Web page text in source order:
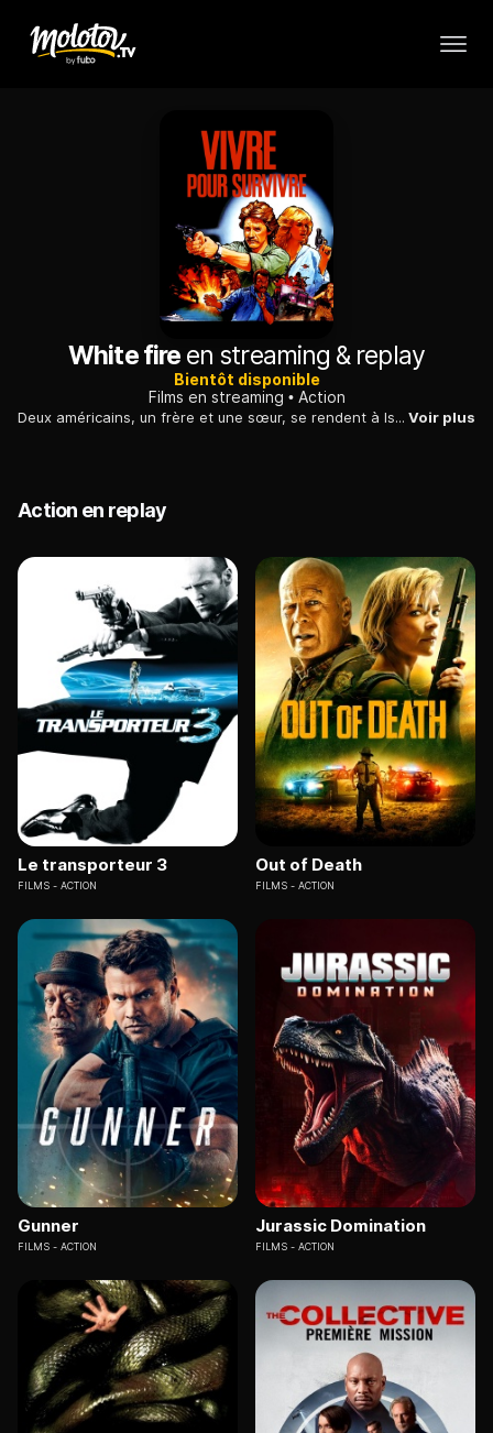
White fire en streaming & replay
Bientôt disponible
Films en streaming
Action
Deux américains, un frère et une sœur, se rendent à Istanbul pour tenter de mettre la main sur un diamant d'une valeur inestimable. Ils ne sont pas les seuls... Voir plus
Action en replay
Le transporteur 3
FILMS ACTION
Out of Death
FILMS ACTION
Gunner
FILMS ACTION
Jurassic Domination
FILMS ACTION